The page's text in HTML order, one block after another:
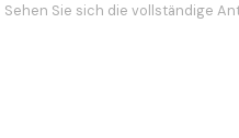
Sehen Sie sich die vollständige